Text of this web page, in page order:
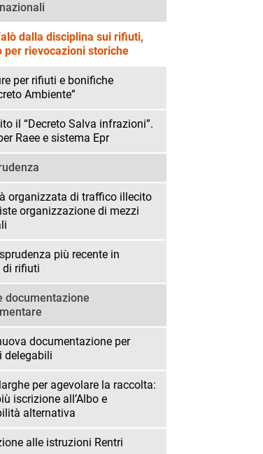
dalla disciplina sui rifiuti,
per rievocazioni storiche
per rifiuti e bonifiche
Ambiente”
il “Decreto Salva infrazioni”.
Raee e sistema Epr
organizzata di traffico illecito
organizzazione di mezzi
più recente in
di rifiuti
documentazione
documentazione per
delegabili
per agevolare la raccolta:
iscrizione all’Albo e
alternativa
alle istruzioni Rentri